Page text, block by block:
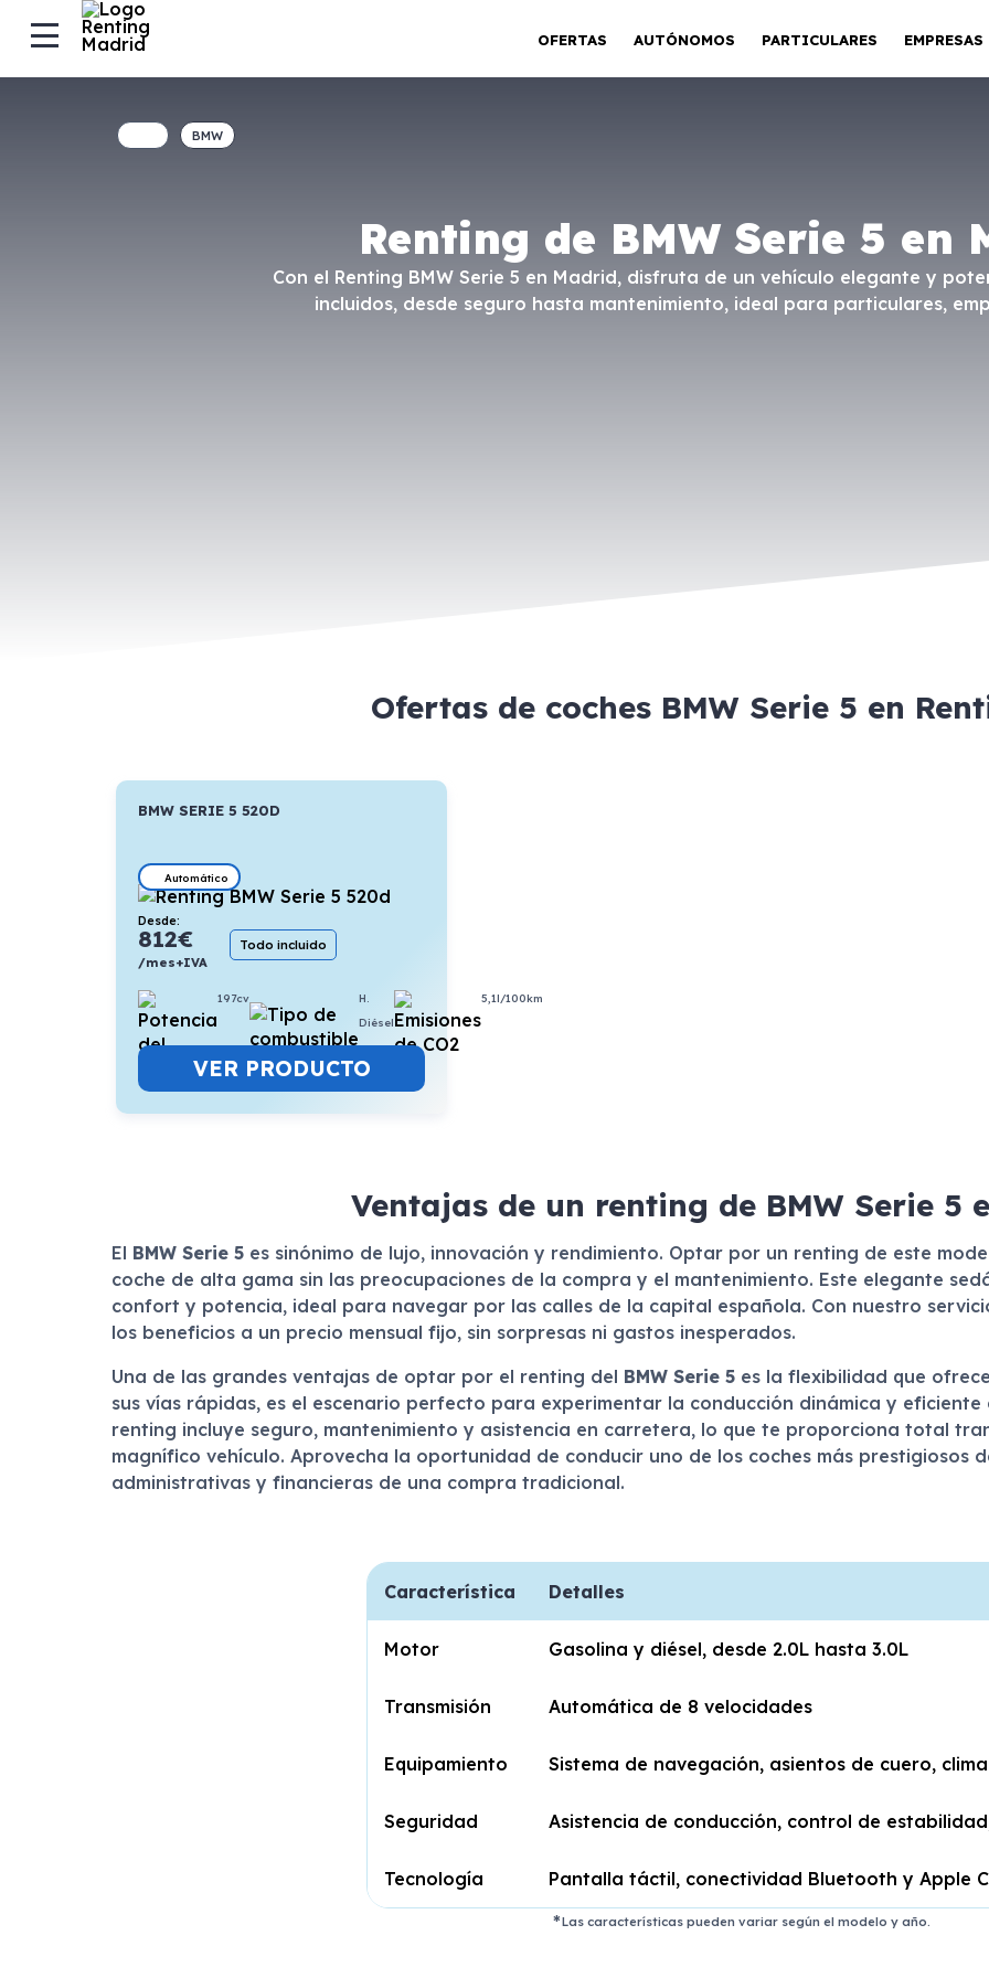
OFERTAS AUTÓNOMOS PARTICULARES EMPRESAS
Renting de BMW Serie 5 en
Con el Renting BMW Serie 5 en Madrid, disfruta de un vehículo elegante y
incluidos, desde seguro hasta mantenimiento, ideal para particulares,
BMW
Ofertas de coches BMW Serie 5 en
BMW SERIE 5 520D
Automático
Desde:
812€
/mes+IVA
Todo incluido
197cv
H.
Diésel
5,1l/100km
VER PRODUCTO
Ventajas de un renting de BMW Serie 5
El BMW Serie 5es sinónimo de lujo, innovación y rendimiento. Optar por un renting de este
coche de alta gama sin las preocupaciones de la compra y el mantenimiento. Este elegante
confort y potencia, ideal para navegar por las calles de la capital española. Con nuestro
los beneficios a un precio mensual fijo, sin sorpresas ni gastos inesperados.
Una de las grandes ventajas de optar por el renting del BMW Serie 5es la flexibilidad que
sus vías rápidas, es el escenario perfecto para experimentar la conducción dinámica y
renting incluye seguro, mantenimiento y asistencia en carretera, lo que te proporciona total
magnífico vehículo. Aprovecha la oportunidad de conducir uno de los coches más prestigiosos
administrativas y financieras de una compra tradicional.
Característica Detalles
Motor Gasolina y diésel, desde 2.0L hasta 3.0L
Transmisión Automática de 8 velocidades
Equipamiento Sistema de navegación, asientos de cuero,
Seguridad Asistencia de conducción, control de
Tecnología Pantalla táctil, conectividad Bluetooth y Apple
Las características pueden variar según el modelo y año.